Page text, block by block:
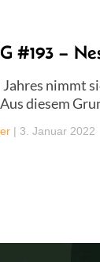
#193 –
Jahres nimmt
diesem
| 3. Januar 2022